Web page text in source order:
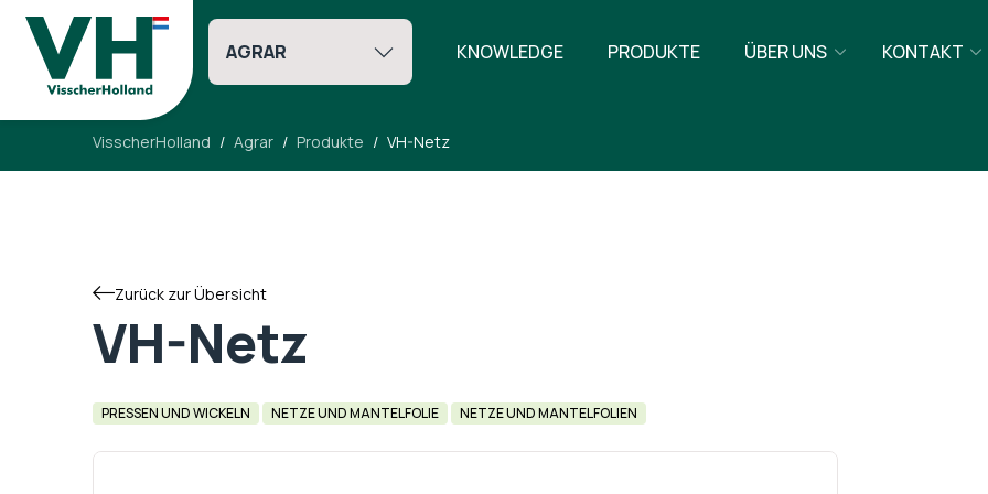
AGRAR KNOWLEDGE PRODUKTE ÜBER UNS KONTAKT
VisscherHolland Agrar Produkte VH-Netz
Zurück zur Übersicht
VH-Netz
PRESSEN UND WICKELN NETZE UND MANTELFOLIE NETZE UND MANTELFOLIEN